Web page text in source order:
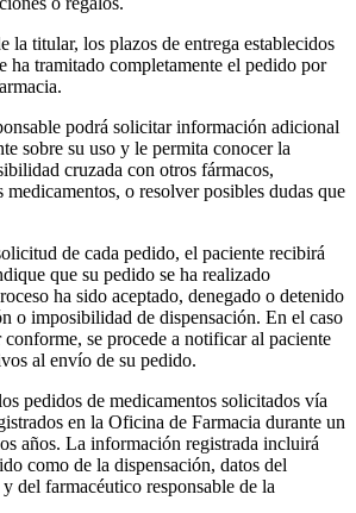
la titular, los plazos de entrega establecidos
ha tramitado completamente el pedido por
podrá solicitar información adicional
sobre su uso y le permita conocer la
cruzada con otros fármacos,
medicamentos, o resolver posibles dudas que
de cada pedido, el paciente recibirá
que su pedido se ha realizado
ha sido aceptado, denegado o detenido
o imposibilidad de dispensación. En el caso
conforme, se procede a notificar al paciente
al envío de su pedido.
pedidos de medicamentos solicitados vía
en la Oficina de Farmacia durante un
años. La información registrada incluirá
como de la dispensación, datos del
del farmacéutico responsable de la